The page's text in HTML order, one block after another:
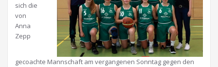
sich die
von
Anna
Zepp
gecoachte Mannschaft am vergangenen Sonntag gegen den